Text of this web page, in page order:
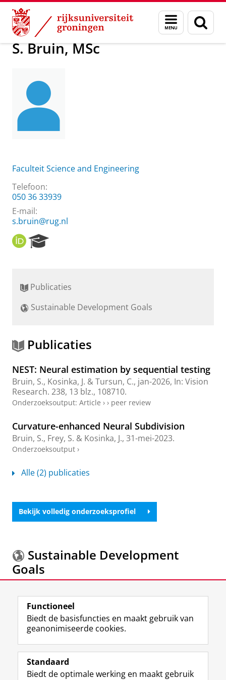
Skip
Content
Skip
Navigation
Menu
en
zoeken
Over ons S. Bruin, MSc
S. Bruin, MSc
Faculteit Science and Engineering
Telefoon:
050 36 33939
E-mail:
s.bruin@rug.nl
O
R
r
h
r
t
l
Publicaties
Sustainable Development Goals
Publicaties
NEST: Neural estimation by sequential testing
Bruin, S., Kosinka, J. &Tursun, C., jan-2026, In: Vision
Research. 238, 13 blz., 108710.
Onderzoeksoutput: Article › › peer review
Curvature-enhanced Neural Subdivision
Bruin, S., Frey, S. & Kosinka, J., 31-mei-2023.
Onderzoeksoutput ›
Alle (2) publicaties
Bekijk volledig onderzoeksprofiel
Sustainable Development
Goals
Meer informatie over deSustainable Development
Goals.
Volg de RUG
F
a
e
L
i
k
R
S
-
I
n
t
Y
o
T
Studiekiezers
Functioneel
Biedt de basisfuncties en maakt gebruik van
geanonimiseerde cookies.
Standaard
Biedt de optimale werking en maakt gebruik